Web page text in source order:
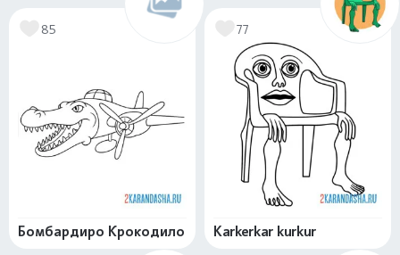
85
Бомбардиро Крокодило
77
Karkerkar kurkur